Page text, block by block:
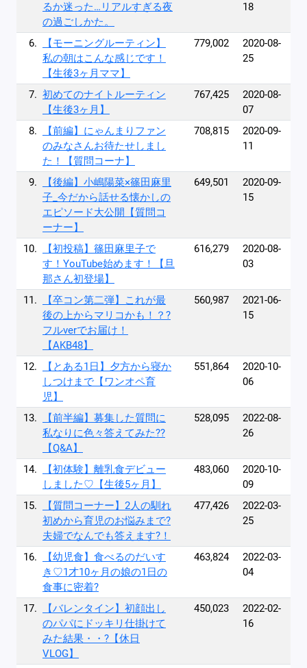
るか迷った…リアルすぎる夜
の過ごしかた。
18
6.
【モーニングルーティン】
私の朝はこんな感じです！
【生後3ヶ月ママ】
779,002
2020-08-
25
7. 初めてのナイトルーティン
【生後3ヶ月】
767,425
2020-08-
07
8.
【前編】にゃんまりファン
のみなさんお待たせしまし
た！【質問コーナ】
708,815
2020-09-
11
9.
【後編】小嶋陽菜×篠田麻里
子_今だから話せる懐かしの
エピソード大公開【質問コ
ーナー】
649,501
2020-09-
15
10.
【初投稿】篠田麻里子で
す！YouTube始めます！【旦
那さん初登場】
616,279
2020-08-
03
11.
【卒コン第二弾】これが最
後の上からマリコかも！？?
フルverでお届け！
【AKB48】
560,987
2021-06-
15
12.
【とある1日】夕方から寝か
しつけまで【ワンオペ育
児】
551,864
2020-10-
06
13.
【前半編】募集した質問に
私なりに色々答えてみた??
【Q&A】
528,095
2022-08-
26
14.
【初体験】離乳食デビュー
しました♡【生後5ヶ月】
483,060
2020-10-
09
15.
【質問コーナー】2人の馴れ
初めから育児のお悩みまで?
夫婦でなんでも答えます?！
477,426
2022-03-
25
16.
【幼児食】食べるのだいす
き♡1才10ヶ月の娘の1日の
食事に密着?
463,824
2022-03-
04
17.
【バレンタイン】初顔出し
のパパにドッキリ仕掛けて
みた結果・・?【休日
VLOG】
450,023
2022-02-
16